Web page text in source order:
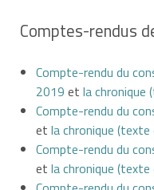
Comptes-rendus
Compte-rendu du
2019 et la chronique
Compte-rendu du
et la chronique (texte
Compte-rendu du
et la chronique (texte